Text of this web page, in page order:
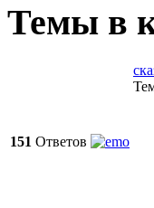
Темы в
151 Ответов